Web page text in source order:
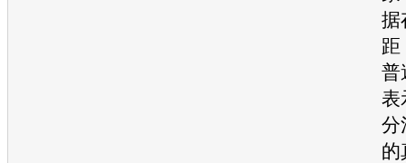
据
距
普
表
分
的